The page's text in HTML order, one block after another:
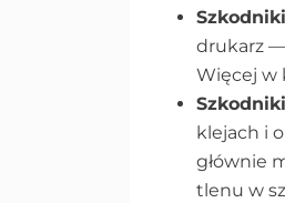
drukarz
Więcej w
klejach i
głównie
tlenu w